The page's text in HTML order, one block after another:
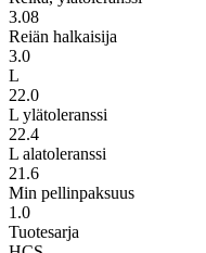
3.08
Reiän halkaisija
3.0
L
22.0
L ylätoleranssi
22.4
L alatoleranssi
21.6
Min pellinpaksuus
1.0
Tuotesarja